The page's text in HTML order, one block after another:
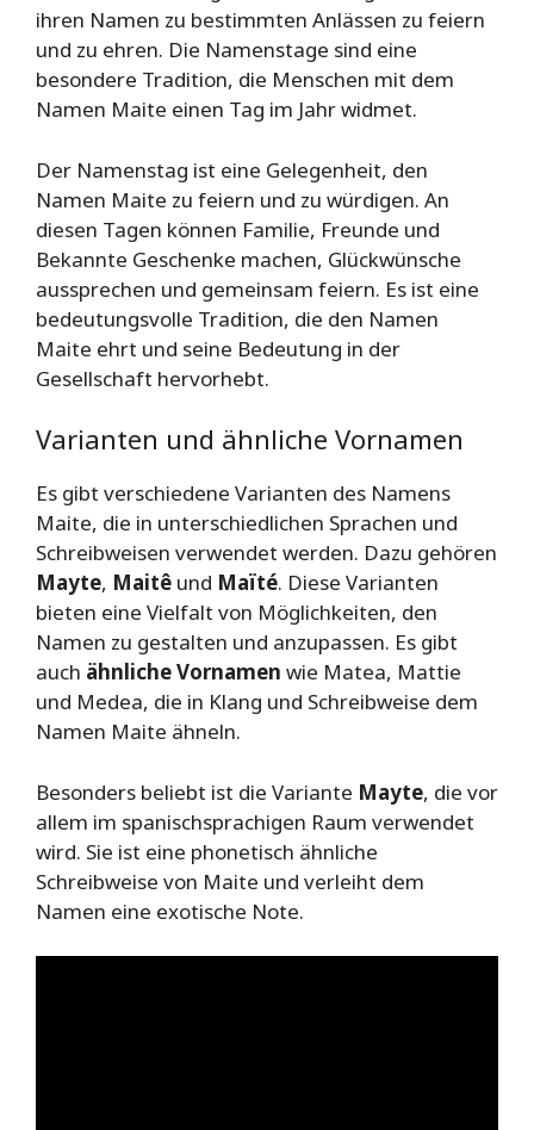
ihren Namen zu bestimmten Anlässen zu feiern
und zu ehren. Die Namenstage sind eine
besondere Tradition, die Menschen mit dem
Namen Maite einen Tag im Jahr widmet.
Der Namenstag ist eine Gelegenheit, den
Namen Maite zu feiern und zu würdigen. An
diesen Tagen können Familie, Freunde und
Bekannte Geschenke machen, Glückwünsche
aussprechen und gemeinsam feiern. Es ist eine
bedeutungsvolle Tradition, die den Namen
Maite ehrt und seine Bedeutung in der
Gesellschaft hervorhebt.
Varianten und ähnliche Vornamen
Es gibt verschiedene Varianten des Namens
Maite, die in unterschiedlichen Sprachen und
Schreibweisen verwendet werden. Dazu gehören
Mayte, Maitê und Maïté. Diese Varianten
bieten eine Vielfalt von Möglichkeiten, den
Namen zu gestalten und anzupassen. Es gibt
auch ähnliche Vornamen wie Matea, Mattie
und Medea, die in Klang und Schreibweise dem
Namen Maite ähneln.
Besonders beliebt ist die Variante Mayte, die vor
allem im spanischsprachigen Raum verwendet
wird. Sie ist eine phonetisch ähnliche
Schreibweise von Maite und verleiht dem
Namen eine exotische Note.